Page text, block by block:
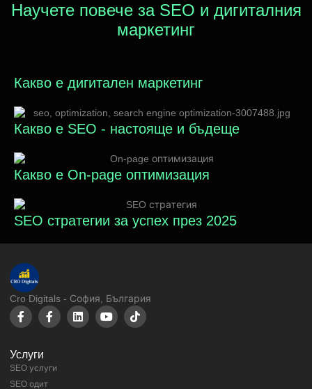
Научете повече за SEO и дигиталния
маркетинг
Какво е дигитален маркетинг
Какво е SEO - настояще и бъдеще
Какво е On-page оптимизация
SEO стратегии за успех през 2025
Cro Digitals - София, България
Услуги
SEO услуги
SEO одит